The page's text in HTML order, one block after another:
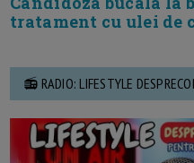
tratament cu ulei de
📻 RADIO: LIFESTYLE